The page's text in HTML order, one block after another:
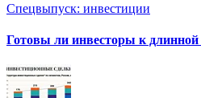
Спецвыпуск: инвестиции
Готовы ли инвесторы к